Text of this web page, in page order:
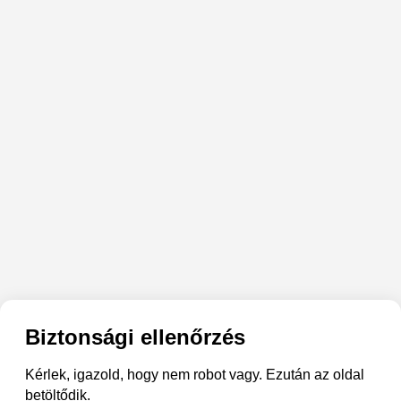
Biztonsági ellenőrzés
Kérlek, igazold, hogy nem robot vagy. Ezután az oldal
betöltődik.